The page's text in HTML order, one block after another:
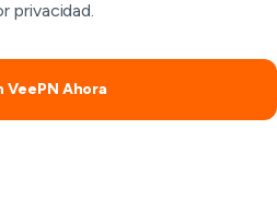
privacidad.
VeePN Ahora